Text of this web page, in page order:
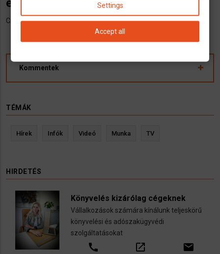
étterem Esslingenben
Cím: Obere Beutau 1, 73728 Esslingen am Neckar
Kommentek
TÉMÁK
Hírek Infók Videó Munka TV
HIRDETÉS
Könyvelés kizárólag cégeknek
Vállalkozások számára kínálunk teljeskörű
könyvelési és adószakügyvédi
szolgáltatásokat
call open_in_new email
Settings
Accept all